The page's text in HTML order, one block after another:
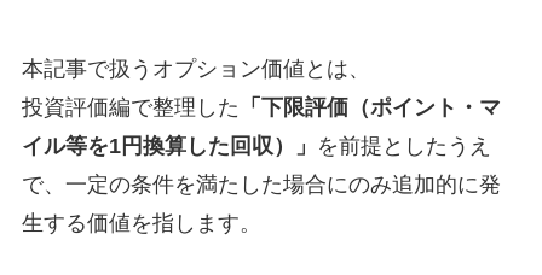
本記事で扱うオプション価値とは、
投資評価編で整理した 「下限評価（ポイント・マ
イル等を1円換算した回収）」 を前提としたうえ
で、一定の条件を満たした場合にのみ追加的に発
生する価値を指します。